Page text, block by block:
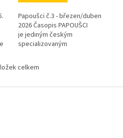
Papoušci č.3 - březen/duben
2026 Časopis PAPOUŠCI
je jediným českým
specializovaným
na papoušky. V jednotlivých
rubrikách si přečtete...
O
l
celkem